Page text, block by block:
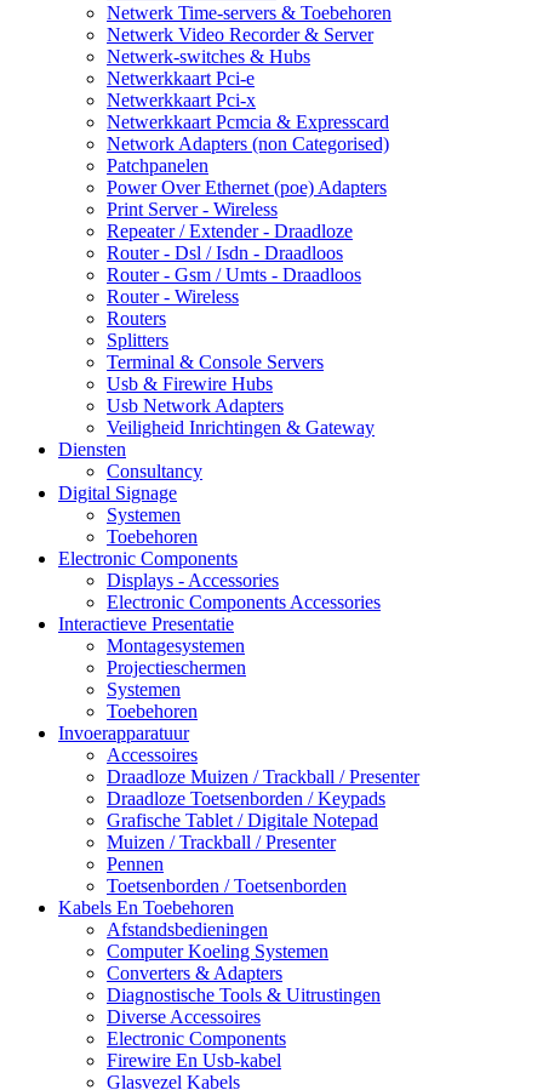
Netwerk Time-servers & Toebehoren
Netwerk Video Recorder & Server
Netwerk-switches & Hubs
Netwerkkaart Pci-e
Netwerkkaart Pci-x
Netwerkkaart Pcmcia & Expresscard
Network Adapters (non Categorised)
Patchpanelen
Power Over Ethernet (poe) Adapters
Print Server - Wireless
Repeater / Extender - Draadloze
Router - Dsl / Isdn - Draadloos
Router - Gsm / Umts - Draadloos
Router - Wireless
Routers
Splitters
Terminal & Console Servers
Usb & Firewire Hubs
Usb Network Adapters
Veiligheid Inrichtingen & Gateway
Diensten
Consultancy
Digital Signage
Systemen
Toebehoren
Electronic Components
Displays - Accessories
Electronic Components Accessories
Interactieve Presentatie
Montagesystemen
Projectieschermen
Systemen
Toebehoren
Invoerapparatuur
Accessoires
Draadloze Muizen / Trackball / Presenter
Draadloze Toetsenborden / Keypads
Grafische Tablet / Digitale Notepad
Muizen / Trackball / Presenter
Pennen
Toetsenborden / Toetsenborden
Kabels En Toebehoren
Afstandsbedieningen
Computer Koeling Systemen
Converters & Adapters
Diagnostische Tools & Uitrustingen
Diverse Accessoires
Electronic Components
Firewire En Usb-kabel
Glasvezel Kabels